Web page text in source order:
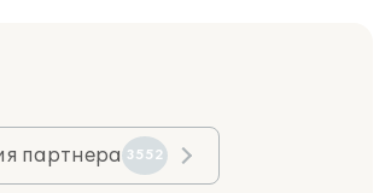
партнера 3552